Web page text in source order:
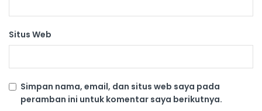
Situs Web
Simpan nama, email, dan situs web saya pada
peramban ini untuk komentar saya berikutnya.